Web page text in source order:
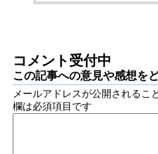
コメント受付中
この記事への意見や感想を
メールアドレスが公開されるこ
欄は必須項目です